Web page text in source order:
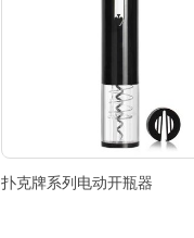
扑克牌系列电动开瓶器